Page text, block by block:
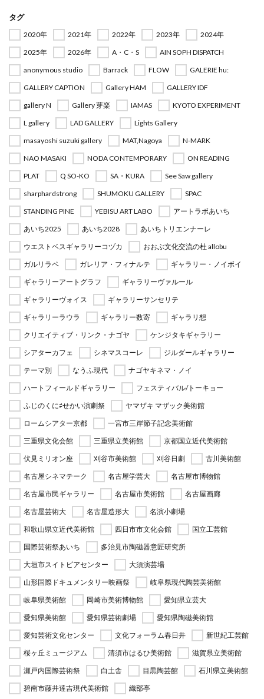
タグ
2020年 2021年 2022年 2023年
2024年
2025年
2026年 A・C・S
AIN SOPH DISPATCH
anonymous studio
Barrack FLOW
GALERIE hu:
GALLERY CAPTION
Gallery HAM
GALLERY IDF
gallery N
Gallery 芽楽 IAMAS
KYOTO EXPERIMENT
L gallery
LAD GALLERY
Lights Gallery
masayoshi suzuki gallery
MAT,Nagoya
N-MARK
NAO MASAKI
NODA CONTEMPORARY
ON READING
PLAT
Q SO-KO SA・KURA
See Saw gallery
sharphardstrong
SHUMOKU GALLERY
SPAC
STANDING PINE
YEBISU ART LABO
アートラボあいち
あいち2025
あいち2028
あいちトリエンナーレ
ウエストベスギャラリーコヅカ
おおぶ文化交流の杜 allobu
ガルリラペ
ガレリア・フィナルテ
ギャラリー・ノイボイ
ギャラリーアートグラフ
ギャラリーヴァルール
ギャラリーヴォイス
ギャラリーサンセリテ
ギャラリーラウラ
ギャラリー数寄
ギャラリ想
クリエイティブ・リンク・ナゴヤ
ケンジタキギャラリー
シアターカフェ
シネマスコーレ
ジルダールギャラリー
テーマ別
なうふ現代
ナゴヤキネマ・ノイ
ハートフィールドギャラリー
フェスティバル/トーキョー
ふじのくに⇄せかい演劇祭
ヤマザキ マザック美術館
ロームシアター京都
一宮市三岸節子記念美術館
三重県文化会館
三重県立美術館
京都国立近代美術館
伏見ミリオン座
刈谷市美術館 刈谷日劇
古川美術館
名古屋シネマテーク
名古屋学芸大
名古屋市博物館
名古屋市民ギャラリー
名古屋市美術館
名古屋画廊
名古屋芸術大
名古屋造形大
名演小劇場
和歌山県立近代美術館
四日市市文化会館
国立工芸館
国際芸術祭あいち
多治見市陶磁器意匠研究所
大垣市スイトピアセンター
大須演芸場
山形国際ドキュメンタリー映画祭
岐阜県現代陶芸美術館
岐阜県美術館
岡崎市美術博物館
愛知県立芸大
愛知県美術館
愛知県芸術劇場
愛知県陶磁美術館
愛知芸術文化センター
文化フォーラム春日井
新世紀工芸館
桜ヶ丘ミュージアム
清須市はるひ美術館
滋賀県立美術館
瀬戸内国際芸術祭
白土舎 目黒陶芸館
石川県立美術館
碧南市藤井達吉現代美術館
織部亭